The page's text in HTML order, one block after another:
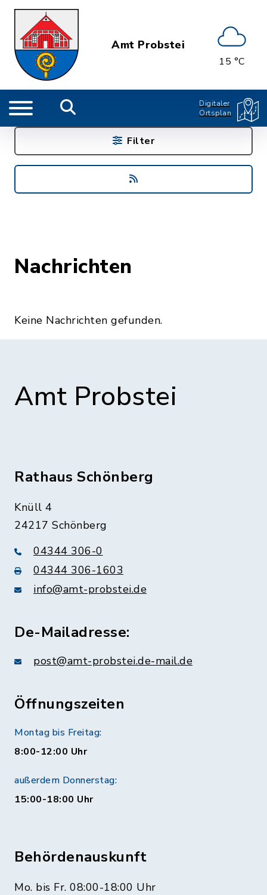
Amt Probstei
15 °C
Digitaler
Ortsplan
Nachrichten
Keine Nachrichten gefunden.
Filter
Amt Probstei
Rathaus Schönberg
Knüll 4
24217 Schönberg
04344 306-0
04344 306-1603
info@amt-probstei.de
De-Mailadresse:
post@amt-probstei.de-mail.de
Öffnungszeiten
Montag bis Freitag:
8:00-12:00 Uhr
außerdem Donnerstag:
15:00-18:00 Uhr
Behördenauskunft
Mo. bis Fr. 08:00-18:00 Uhr